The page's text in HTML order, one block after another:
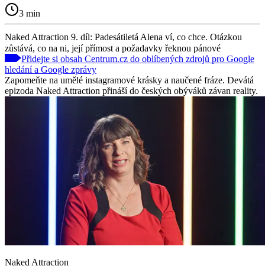
3 min
Naked Attraction 9. díl: Padesátiletá Alena ví, co chce. Otázkou
zůstává, co na ni, její přímost a požadavky řeknou pánové
Přidejte si obsah Centrum.cz do oblíbených zdrojů pro Google
hledání a Google zprávy
Zapomeňte na umělé instagramové krásky a naučené fráze. Devátá
epizoda Naked Attraction přináší do českých obýváků závan reality.
Naked Attraction